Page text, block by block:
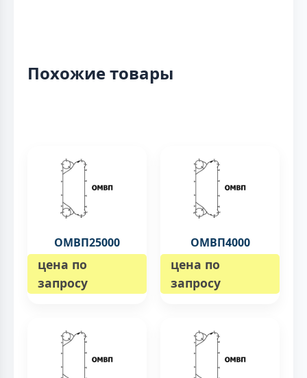
Похожие товары
ОМВП25000
цена по
запросу
ОМВП4000
цена по
запросу